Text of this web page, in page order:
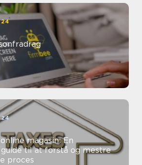
magasin: En
til at forstå og mestre
proces